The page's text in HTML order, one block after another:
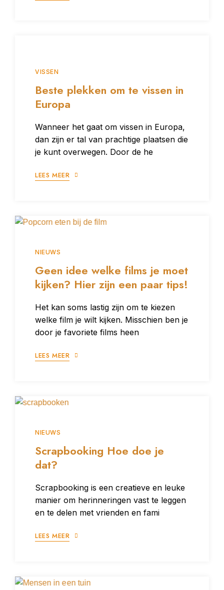
VISSEN
Beste plekken om te vissen in
Europa
Wanneer het gaat om vissen in Europa,
dan zijn er tal van prachtige plaatsen die
je kunt overwegen. Door de he
LEES MEER
NIEUWS
Geen idee welke films je moet
kijken? Hier zijn een paar tips!
Het kan soms lastig zijn om te kiezen
welke film je wilt kijken. Misschien ben je
door je favoriete films heen
LEES MEER
NIEUWS
Scrapbooking Hoe doe je
dat?
Scrapbooking is een creatieve en leuke
manier om herinneringen vast te leggen
en te delen met vrienden en fami
LEES MEER